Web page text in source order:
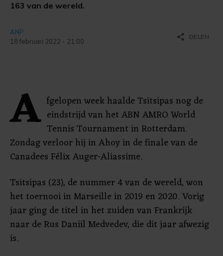
163 van de wereld.
ANP
18 februari 2022 - 21:00
share DELEN
A fgelopen week haalde Tsitsipas nog de
eindstrijd van het ABN AMRO World
Tennis Tournament in Rotterdam.
Zondag verloor hij in Ahoy in de finale van de
Canadees Félix Auger-Aliassime.
Tsitsipas (23), de nummer 4 van de wereld, won
het toernooi in Marseille in 2019 en 2020. Vorig
jaar ging de titel in het zuiden van Frankrijk
naar de Rus Daniil Medvedev, die dit jaar afwezig
is.